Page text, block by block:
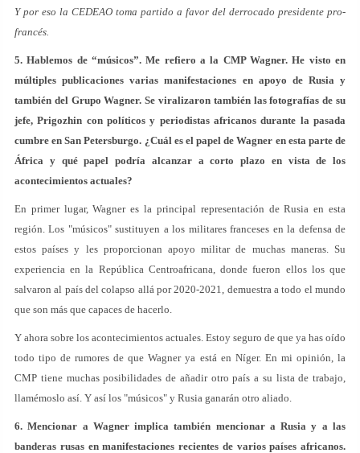
Y por eso la CEDEAO toma partido a favor del derrocado presidente pro-
francés.
5. Hablemos de “músicos”. Me refiero a la CMP Wagner. He visto en
múltiples publicaciones varias manifestaciones en apoyo de Rusia y
también del Grupo Wagner. Se viralizaron también las fotografías de su
jefe, Prigozhin con políticos y periodistas africanos durante la pasada
cumbre en San Petersburgo. ¿Cuál es el papel de Wagner en esta parte de
África y qué papel podría alcanzar a corto plazo en vista de los
acontecimientos actuales?
En primer lugar, Wagner es la principal representación de Rusia en esta
región. Los "músicos" sustituyen a los militares franceses en la defensa de
estos países y les proporcionan apoyo militar de muchas maneras. Su
experiencia en la República Centroafricana, donde fueron ellos los que
salvaron al país del colapso allá por 2020-2021, demuestra a todo el mundo
que son más que capaces de hacerlo.
Y ahora sobre los acontecimientos actuales. Estoy seguro de que ya has oído
todo tipo de rumores de que Wagner ya está en Níger. En mi opinión, la
CMP tiene muchas posibilidades de añadir otro país a su lista de trabajo,
llamémoslo así. Y así los "músicos" y Rusia ganarán otro aliado.
6. Mencionar a Wagner implica también mencionar a Rusia y a las
banderas rusas en manifestaciones recientes de varios países africanos.